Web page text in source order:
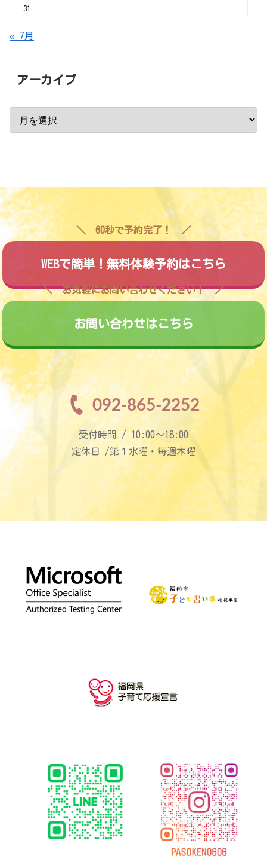
31
« 7月
アーカイブ
60秒で予約完了！
WEBで簡単！無料体験予約はこちら
お気軽にお問い合わせください！
お問い合わせはこちら
092-865-2252
受付時間 / 10:00〜18:00
定休日 /第１水曜・毎週木曜